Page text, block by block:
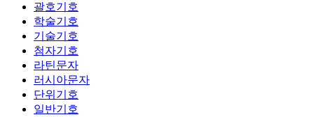
괄호기호
학술기호
기술기호
첨자기호
라틴문자
러시아문자
단위기호
일반기호